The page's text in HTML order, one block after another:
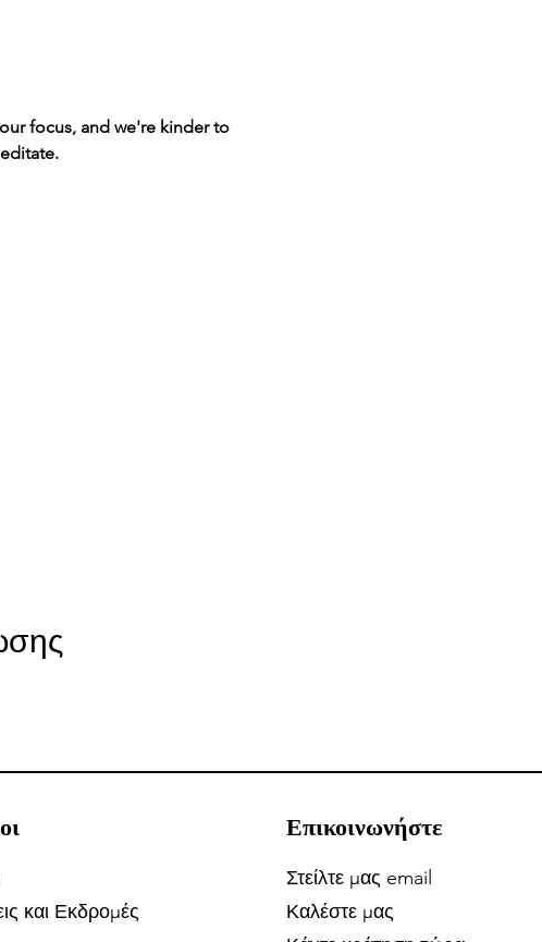
focus, and we're kinder to
και Εκδρομές
Επικοινωνήστε
Στείλτε μας email
Καλέστε μας